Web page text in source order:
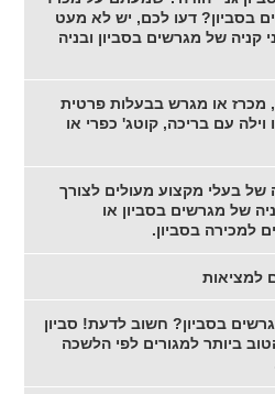
בסביון? דעו לכם, יש לא מעט
קניה של מגרשים בסביון ובניה
מכרז או מגרש בבעלות פרטית
וילה עם בריכה, קוטג' כפרי או
בעלי מקצוע מעולים לצורך
של מגרשים בסביון או
למכירה בסביון.
למציאות
בסביון? חשוב לדעת! סביון
ביותר למגורים לפי הלשכה